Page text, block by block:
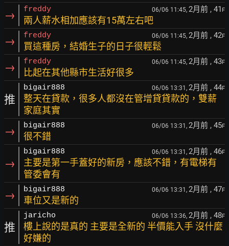
→ freddy 06/06 11:45, 2月前 , 41 F
兩人薪水相加應該有15萬左右吧
→ freddy 06/06 11:45, 2月前 , 42F
買這種房，結婚生子的日子很輕鬆
→ freddy 06/06 11:45, 2月前 , 43F
比起在其他縣市生活好很多
推
bigair888 06/06 13:31, 2月前 , 44F
整天在貸款，很多人都沒在管增貸貸款的，雙薪
家庭其實
→ bigair888 06/06 13:31, 2月前 , 45F
很不錯
→
bigair888 06/06 13:31, 2月前 , 46F
主要是第一手蓋好的新房，應該不錯，有電梯有
管委會有
→ bigair888 06/06 13:31, 2月前 , 47F
車位又是新的
推
jaricho 06/06 13:36, 2月前 , 48F
樓上說的是真的 主要是全新的 半價能入手 沒什麼
好嫌的